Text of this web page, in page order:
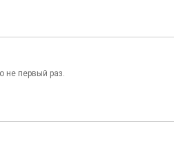
не первый раз.